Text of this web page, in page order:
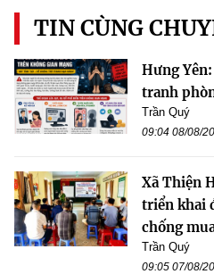
TIN CÙNG
Hưng
tranh
Trần Quý
09:04 08/08/
Xã Thiện
triển khai
chống
Trần Quý
09:05 07/08/